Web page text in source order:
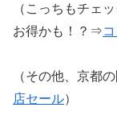
（こっちもチェ
お得かも！？⇒
（その他、京都
店セール）